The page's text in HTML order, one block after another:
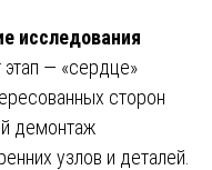
исследования
этап — «сердце»
сторон
демонтаж
узлов и деталей.